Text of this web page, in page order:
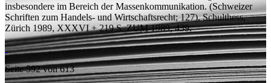
insbesondere im Bereich der Massenkommunikation. (Schweizer
Schriften zum Handels- und Wirtschaftsrecht; 127), Schulthess,
Zürich 1989, XXXVI + 219 S.ZUM 1989, 439.
Seite 592 von 613